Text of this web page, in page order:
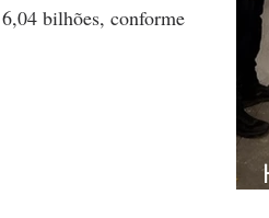
bilhões, conforme